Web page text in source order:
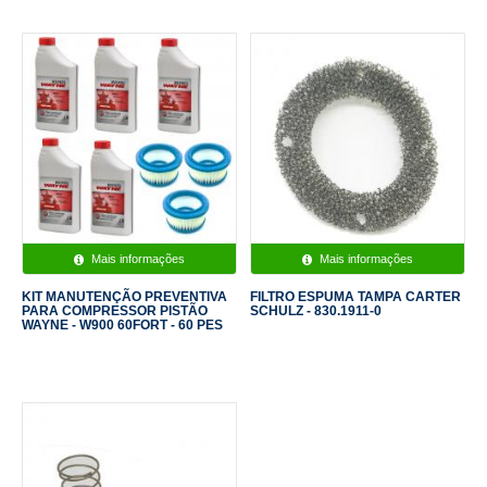
Mais informações
KIT MANUTENÇÃO PREVENTIVA
PARA COMPRESSOR PISTÃO
WAYNE - W900 60FORT - 60 PES
Mais informações
FILTRO ESPUMA TAMPA CARTER
SCHULZ - 830.1911-0